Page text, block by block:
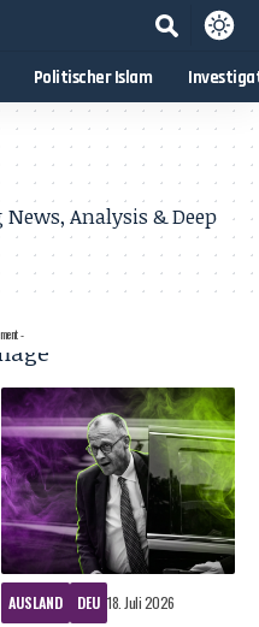
Politischer Islam
Analysis & Deep
-
AUSLAND DEU 18. Juli 2026